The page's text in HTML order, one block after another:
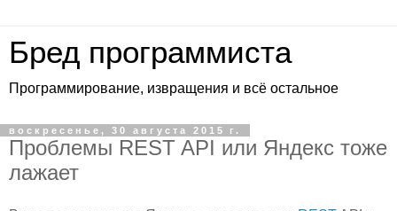
Бред программиста
Программирование, извращения и всё остальное
воскресенье, 30 августа 2015 г.
Проблемы REST API или Яндекс тоже
лажает